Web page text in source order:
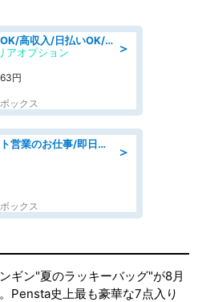
＞
検品・検査/未経験OK/高収入/日払いOK/交替制/20・30・40代活躍中
アオプション
円
ックス
＞
営業/商社でのルート営業のお仕事/即日勤務可/車通勤可/営業
ックス
ギン"夏のラッキーバッグ"が8月
Pensta史上最も豪華な7点入り